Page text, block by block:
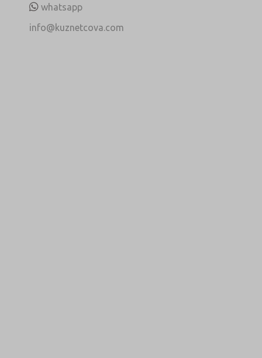
whatsapp
info@kuznetcova.com